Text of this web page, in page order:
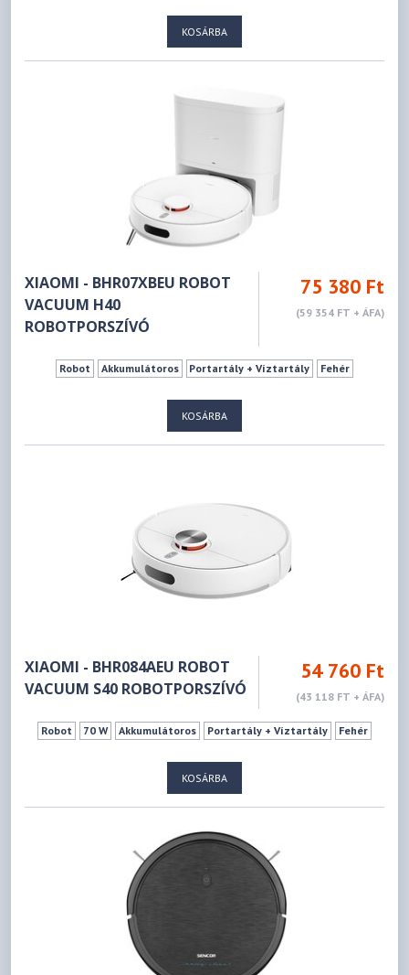
KOSÁRBA
XIAOMI - BHR07XBEU ROBOT
VACUUM H40
ROBOTPORSZÍVÓ
75 380 Ft
(59 354 FT + ÁFA)
Robot Akkumulátoros Portartály + Víztartály Fehér
KOSÁRBA
XIAOMI - BHR084AEU ROBOT
VACUUM S40 ROBOTPORSZÍVÓ
54 760 Ft
(43 118 FT + ÁFA)
Robot 70 W Akkumulátoros Portartály + Víztartály Fehér
KOSÁRBA